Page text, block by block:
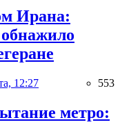
Ирана:
12:27 553
метро: